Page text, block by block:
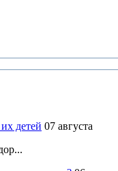
детей 07 августа